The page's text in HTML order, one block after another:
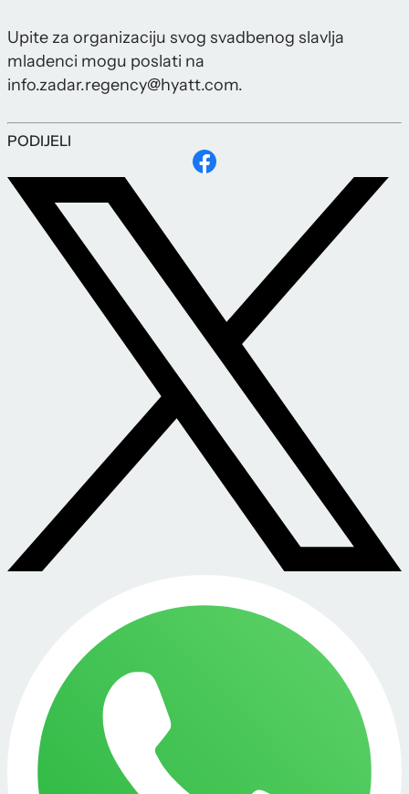
Upite za organizaciju svog svadbenog slavlja
mladenci mogu poslati na
info.zadar.regency@hyatt.com.
PODIJELI